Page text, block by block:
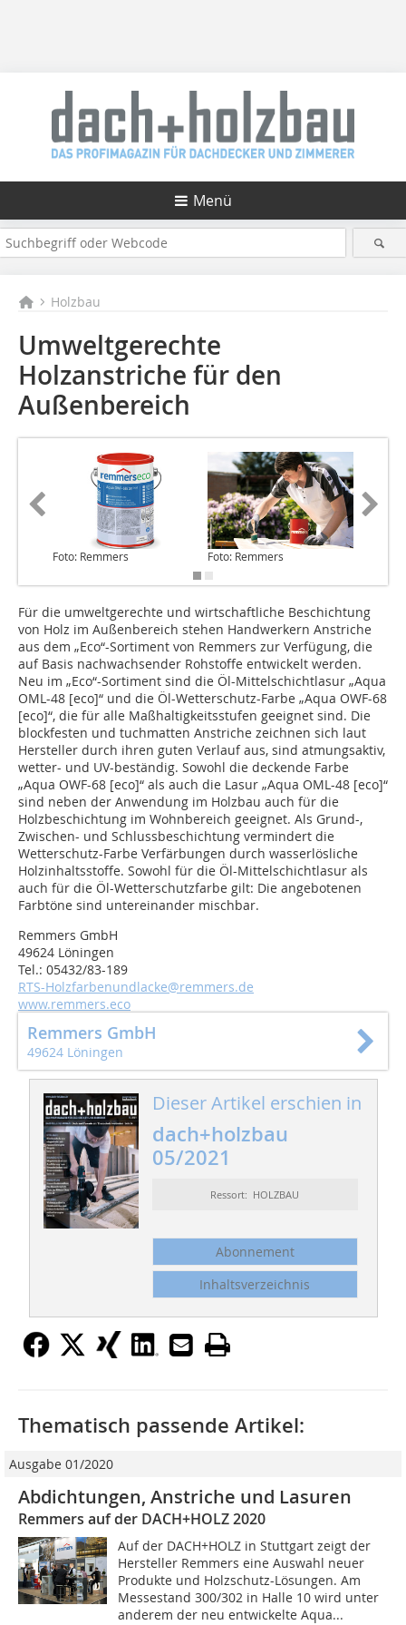
Menü
Holzbau
Umweltgerechte
Holzanstriche für den
Außenbereich
Foto: Remmers Foto: Remmers
Für die umweltgerechte und wirtschaftliche Beschichtung
von Holz im Außenbereich stehen Handwerkern Anstriche
aus dem „Eco“-Sortiment von Remmers zur Verfügung, die
auf Basis nachwachsender Rohstoffe entwickelt werden.
Neu im „Eco“-Sortiment sind die Öl-Mittelschichtlasur „Aqua
OML-48 [eco]“ und die Öl-Wetterschutz-Farbe „Aqua OWF-68
[eco]“, die für alle Maßhaltigkeitsstufen geeignet sind. Die
blockfesten und tuchmatten Anstriche zeichnen sich laut
Hersteller durch ihren guten Verlauf aus, sind atmungsaktiv,
wetter- und UV-beständig. Sowohl die deckende Farbe
„Aqua OWF-68 [eco]“ als auch die Lasur „Aqua OML-48 [eco]“
sind neben der Anwendung im Holzbau auch für die
Holzbeschichtung im Wohnbereich geeignet. Als Grund-,
Zwischen- und Schlussbeschichtung vermindert die
Wetterschutz-Farbe Verfärbungen durch wasserlösliche
Holzinhaltsstoffe. Sowohl für die Öl-Mittelschichtlasur als
auch für die Öl-Wetterschutzfarbe gilt: Die angebotenen
Farbtöne sind untereinander mischbar.
Remmers GmbH
49624 Löningen
Tel.: 05432/83-189
RTS-Holzfarbenundlacke@remmers.de
www.remmers.eco
Remmers GmbH
49624 Löningen
Dieser Artikel erschien in
dach+holzbau
05/2021
Ressort: HOLZBAU
Abonnement
Inhaltsverzeichnis
Thematisch passende Artikel:
Ausgabe 01/2020
Abdichtungen, Anstriche und Lasuren
Remmers auf der DACH+HOLZ 2020
Auf der DACH+HOLZ in Stuttgart zeigt der
Hersteller Remmers eine Auswahl neuer
Produkte und Holzschutz-Lösungen. Am
Messestand 300/302 in Halle 10 wird unter
anderem der neu entwickelte Aqua...